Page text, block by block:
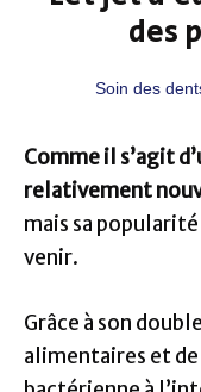
des
Soin des
Comme il s’agit
relativement
mais sa popularité
venir.
Grâce à son
alimentaires et